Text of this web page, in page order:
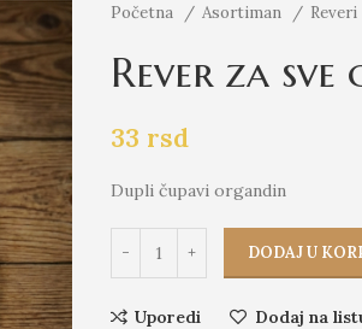
Početna Asortiman
Rever za sve
33 rsd
Dupli čupavi organdin
DODAJ U
Uporedi Dodaj na